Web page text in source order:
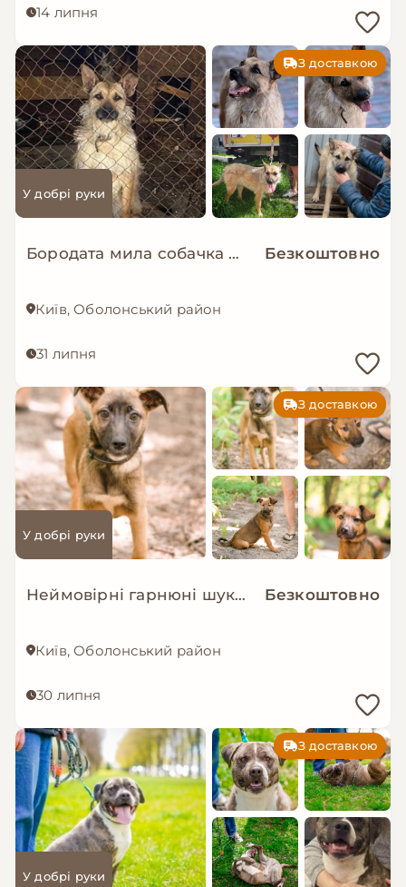
14 липня
З доставкою
У добрі руки
Бородата мила собачка МАЛЬВА мріє про родину! Безкоштовно
Київ, Оболонський район
31 липня
З доставкою
У добрі руки
Неймовірні гарнюні шукають дім! Безкоштовно
Київ, Оболонський район
30 липня
З доставкою
У добрі руки